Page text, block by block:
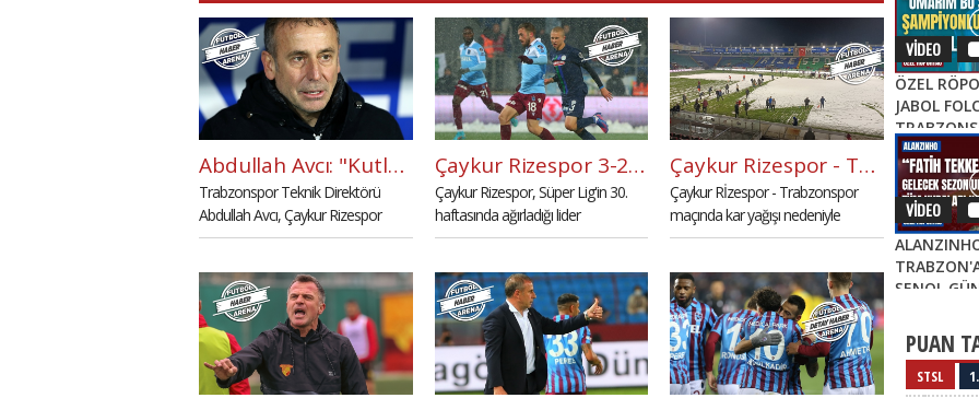
Abdullah Avcı: "Kutlamaları 1 hafta erteledik"
Trabzonspor Teknik Direktörü
Abdullah Avcı, Çaykur Rizespor
maçının ardından "Kazanmak
kutlaması 1 hafta uzadı." dedi.
Çaykur Rizespor 3-2 Trabzonspor maç özeti ve golleri (İZLE)
Çaykur Rizespor, Süper Lig'in 30.
haftasında ağırladığı lider
Trabzonspor'u Pohjanpalo'nun
etti.
Çaykur Rizespor - Trabzonspor maç öncesi kar seferberliği
Çaykur Rİzespor - Trabzonspor
maçında kar yağışı nedeniyle
müsabaka öncesi yoğun çalışmalar
FutbolArena'da.
VİDEO
ÖZEL
JABOL
SEZONKİ
FATİH
TARZI
VİDEO
ŞENOL
FATİH
PUAN
STSL